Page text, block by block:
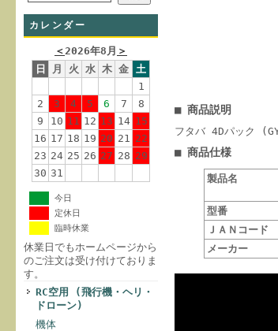
カレンダー
＜2026年8月 ＞
日
月 火 水 木 金 土
1
2
3 4 5 6 7
8
9
10 11 12 13 14 15
16 17 18 19 20 21 22
23 24 25 26 27 28 29
30 31
今日
定休日
臨時休業
休業日でもホームページから
のご注文は受け付けておりま
す。
RC空用 (飛行機・ヘリ・
ドローン)
機体
■ 商品説明
フタバ 4Dパック
■ 商品仕様
製品名
型番
ＪＡＮコード
メーカー